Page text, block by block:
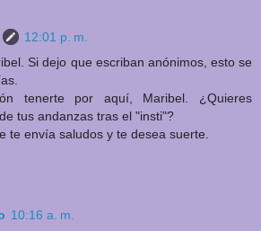
12:01 p. m.
Si dejo que escriban anónimos, esto se
tenerte por aquí, Maribel. ¿Quieres
tus andanzas tras el "insti"?
te envía saludos y te desea suerte.
10:16 a. m.